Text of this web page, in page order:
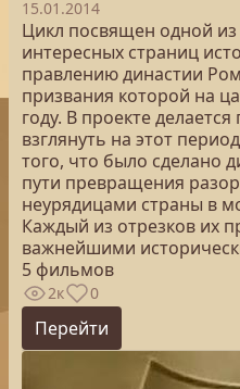
15.01.2014
Цикл посвящен одной
интересных страниц
правлению династии
призвания которой на
году. В проекте
взглянуть на этот
того, что было сделано
пути превращения
неурядицами страны в
Каждый из отрезков их
важнейшими
5 фильмов
2к 0
Перейти